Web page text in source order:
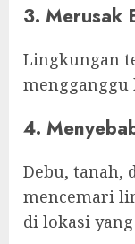
3. Merusak
Lingkungan
mengganggu
4.
Debu, tanah,
mencemari
di lokasi